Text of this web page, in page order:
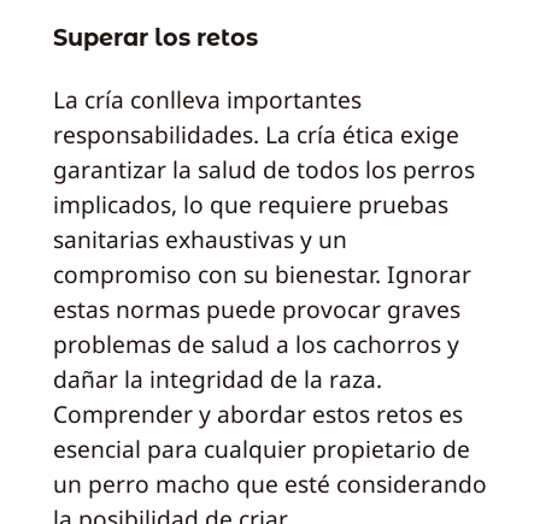
Superar los retos
La cría conlleva importantes
responsabilidades. La cría ética exige
garantizar la salud de todos los perros
implicados, lo que requiere pruebas
sanitarias exhaustivas y un
compromiso con su bienestar. Ignorar
estas normas puede provocar graves
problemas de salud a los cachorros y
dañar la integridad de la raza.
Comprender y abordar estos retos es
esencial para cualquier propietario de
un perro macho que esté considerando